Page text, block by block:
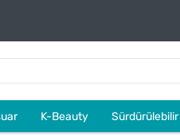
K-Beauty